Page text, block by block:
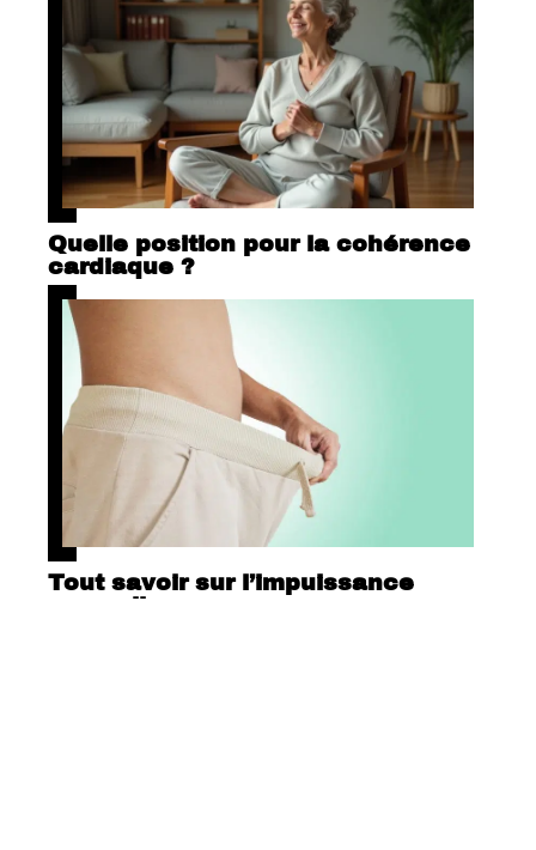
Quelle position pour la cohérence
cardiaque ?
Tout savoir sur l’impuissance
masculine